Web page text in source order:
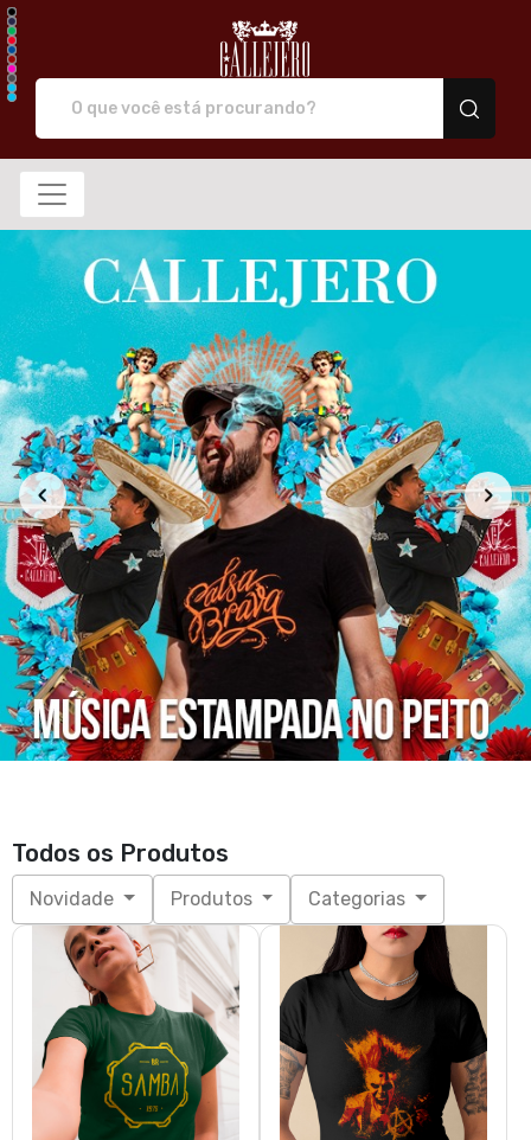
Todos os Produtos
Novidade Produtos Categorias
Toque de Samba - fem
R$ 79,70
3x de R$ 26,57 sem juros
P, M, G, GG
Punk Anarchy - Fem
R$ 79,70
3x de R$ 26,57sem juros
P, M, G, GG
Punk Anarchy
R$ 79,70
3x de R$ 26,57 sem juros
P, M, G, GG, XGG
Não tem Nada Melhor do que
Cachaça para Beber com os
Amigos
R$ 79,70